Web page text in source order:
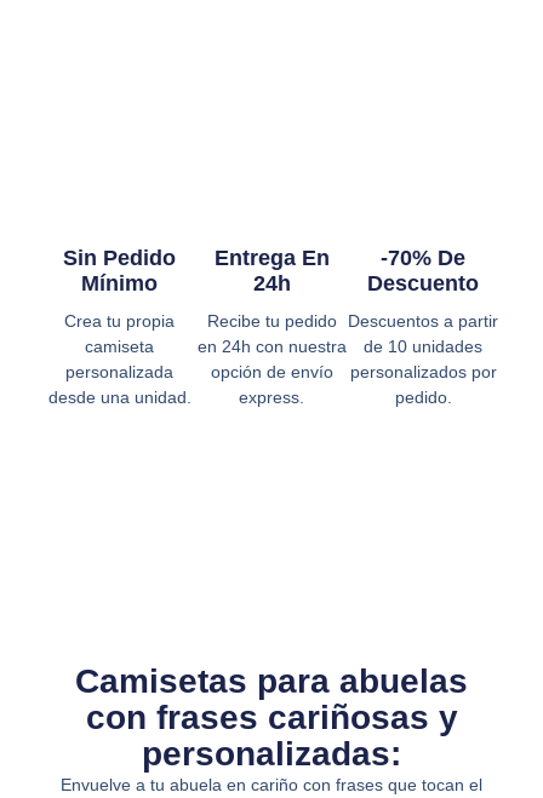
Sin Pedido
Mínimo
Crea tu propia
camiseta
personalizada
desde una unidad.
Entrega En
24h
Recibe tu pedido
en 24h con nuestra
opción de envío
express.
-70% De
Descuento
Descuentos a partir
de 10 unidades
personalizados por
pedido.
Camisetas para abuelas
con frases cariñosas y
personalizadas:
Envuelve a tu abuela en cariño con frases que tocan el